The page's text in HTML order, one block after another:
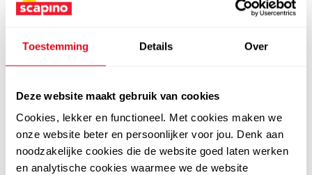
Toestemming Details Over
Deze website maakt gebruik van cookies
Cookies, lekker en functioneel. Met cookies maken we
onze website beter en persoonlijker voor jou. Denk aan
noodzakelijke cookies die de website goed laten werken
en analytische cookies waarmee we de website